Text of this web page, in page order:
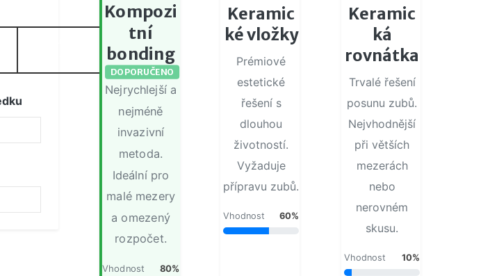
Kompozi
tní
bonding
DOPORUČENO
Nejrychlejší a
nejméně
invazivní
metoda.
Ideální pro
malé mezery
a omezený
rozpočet.
Vhodnost 80%
Keramic
ké vložky
Prémiové
estetické
řešení s
dlouhou
životností.
Vyžaduje
přípravu zubů.
Vhodnost 60%
Keramic
ká
rovnátka
Trvalé řešení
posunu zubů.
Nejvhodnější
při větších
mezerách
nebo
nerovném
skusu.
Vhodnost 10%